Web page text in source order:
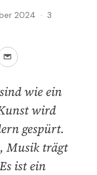
2024 · 3
wie ein
wird
gespürt.
Musik trägt
ist ein